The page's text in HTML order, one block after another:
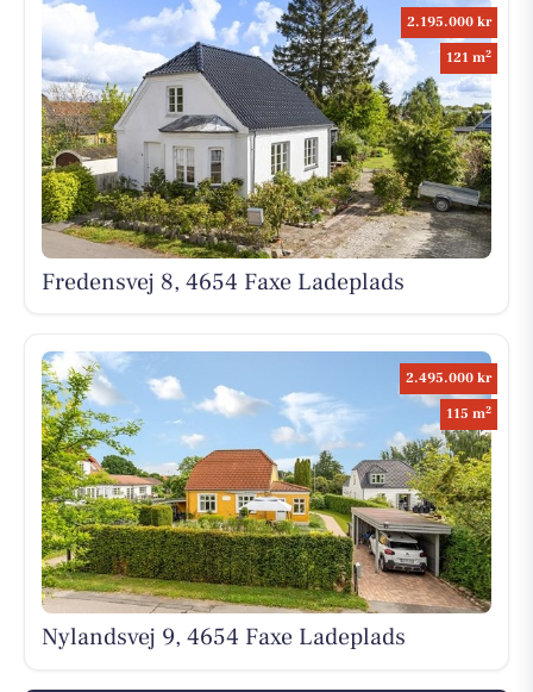
2.195.000 kr
121 m2
Fredensvej 8, 4654 Faxe Ladeplads
2.495.000 kr
115 m2
Nylandsvej 9, 4654 Faxe Ladeplads